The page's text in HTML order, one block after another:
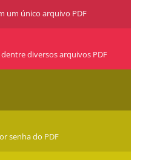
um único arquivo PDF
diversos arquivos PDF
senha do PDF